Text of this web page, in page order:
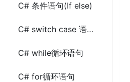
C# 条件语句(If else)
C# switch case 语句
C# while循环语句
C# for循环语句